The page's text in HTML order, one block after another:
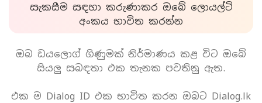
සැකසීම සඳහා කරුණාකර ඔබේ ලොයල්ටි
අංකය භාවිත කරන්න
ඔබ ඩයලොග් ගිණුමක් නිර්මාණය කළ විට ඔබේ
සියලු සබඳතා එක තැනක පවතිනු ඇත.
එක ම Dialog ID එක භාවිත කරන ඔබට Dialog.lk